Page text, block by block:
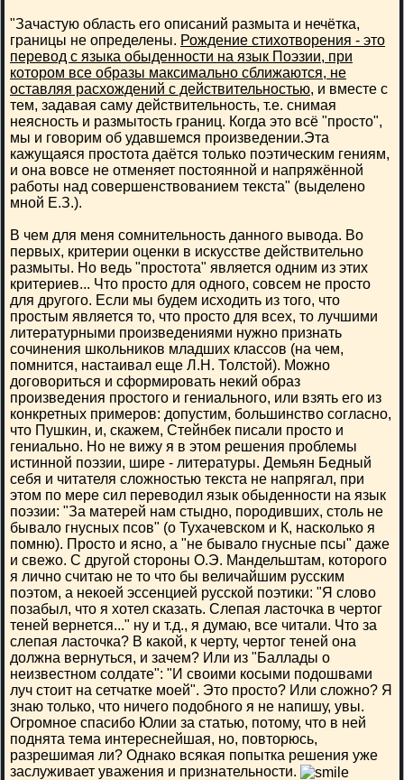
"Зачастую область его описаний размыта и нечётка,
границы не определены. Рождение стихотворения - это
перевод с языка обыденности на язык Поэзии, при
котором все образы максимально сближаются, не
оставляя расхождений с действительностью, и вместе с
тем, задавая саму действительность, т.е. снимая
неясность и размытость границ. Когда это всё "просто",
мы и говорим об удавшемся произведении.Эта
кажущаяся простота даётся только поэтическим гениям,
и она вовсе не отменяет постоянной и напряжённой
работы над совершенствованием текста" (выделено
мной Е.З.).
В чем для меня сомнительность данного вывода. Во
первых, критерии оценки в искусстве действительно
размыты. Но ведь "простота" является одним из этих
критериев... Что просто для одного, совсем не просто
для другого. Если мы будем исходить из того, что
простым является то, что просто для всех, то лучшими
литературными произведениями нужно признать
сочинения школьников младших классов (на чем,
помнится, настаивал еще Л.Н. Толстой). Можно
договориться и сформировать некий образ
произведения простого и гениального, или взять его из
конкретных примеров: допустим, большинство согласно,
что Пушкин, и, скажем, Стейнбек писали просто и
гениально. Но не вижу я в этом решения проблемы
истинной поэзии, шире - литературы. Демьян Бедный
себя и читателя сложностью текста не напрягал, при
этом по мере сил переводил язык обыденности на язык
поэзии: "За матерей нам стыдно, породивших, столь не
бывало гнусных псов" (о Тухачевском и К, насколько я
помню). Просто и ясно, а "не бывало гнусные псы" даже
и свежо. С другой стороны О.Э. Мандельштам, которого
я лично считаю не то что бы величайшим русским
поэтом, а некоей эссенцией русской поэтики: "Я слово
позабыл, что я хотел сказать. Слепая ласточка в чертог
теней вернется..." ну и т.д., я думаю, все читали. Что за
слепая ласточка? В какой, к черту, чертог теней она
должна вернуться, и зачем? Или из "Баллады о
неизвестном солдате": "И своими косыми подошвами
луч стоит на сетчатке моей". Это просто? Или сложно? Я
знаю только, что ничего подобного я не напишу, увы.
Огромное спасибо Юлии за статью, потому, что в ней
поднята тема интереснейшая, но, повторюсь,
разрешимая ли? Однако всякая попытка решения уже
заслуживает уважения и признательности.